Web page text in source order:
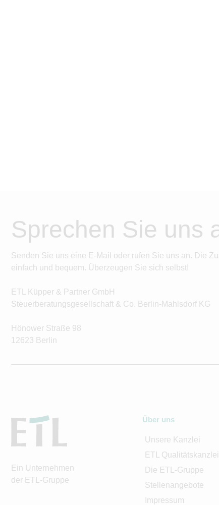
Sprechen Sie uns
Senden Sie uns eine E-Mail oder rufen Sie uns an. Die
einfach und bequem. Überzeugen Sie sich selbst!
ETL Küpper & Partner GmbH
Steuerberatungsgesellschaft & Co. Berlin-Mahlsdorf KG
Hönower Straße 98
12623 Berlin
Ein Unternehmen
der ETL-Gruppe
Über uns
Unsere Kanzlei
ETL Qualitätskanzlei
Die ETL-Gruppe
Stellenangebote
Impressum